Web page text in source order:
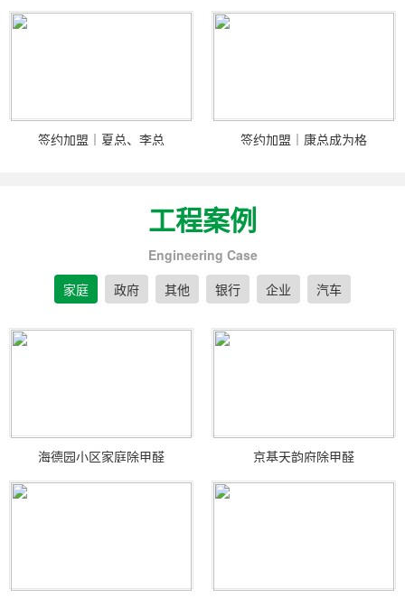
签约加盟｜夏总、李总 签约加盟｜康总成为格
工程案例
Engineering Case
家庭
政府 其他 银行 企业 汽车
海德园小区家庭除甲醛 京基天韵府除甲醛